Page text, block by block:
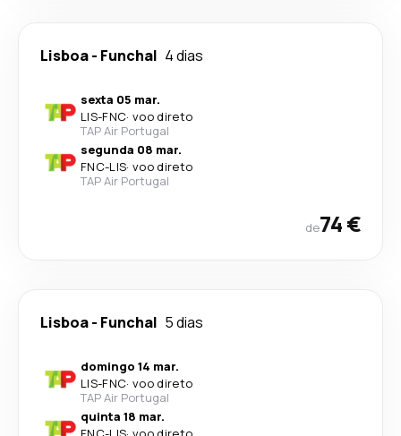
Lisboa- Funchal 4 dias
sexta 05 mar.
LIS-FNC· voo direto
TAP Air Portugal
segunda 08 mar.
FNC-LIS· voo direto
TAP Air Portugal
de74 €
Lisboa- Funchal 5 dias
domingo 14 mar.
LIS-FNC· voo direto
TAP Air Portugal
quinta 18 mar.